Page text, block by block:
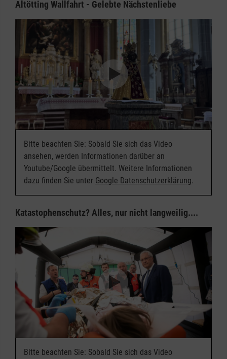
Altötting Wallfahrt - Gelebte Nächstenliebe
Bitte beachten Sie: Sobald Sie sich das Video
ansehen, werden Informationen darüber an
Youtube/Google übermittelt. Weitere Informationen
dazu finden Sie unter Google Datenschutzerklärung.
Katastophenschutz? Alles, nur nicht langweilig....
Bitte beachten Sie: Sobald Sie sich das Video